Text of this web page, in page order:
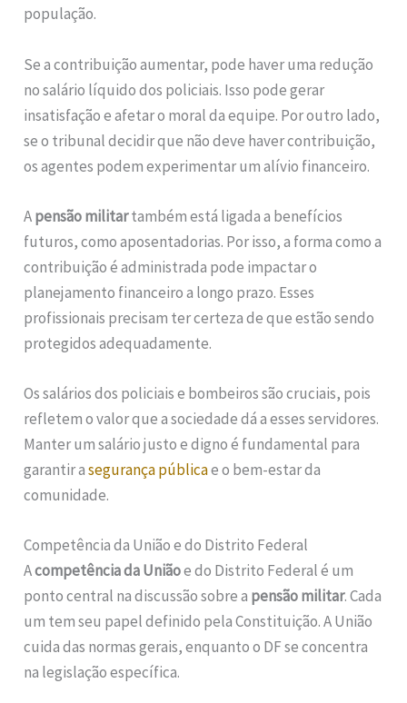
população.
Se a contribuição aumentar, pode haver uma redução
no salário líquido dos policiais. Isso pode gerar
insatisfação e afetar o moral da equipe. Por outro lado,
se o tribunal decidir que não deve haver contribuição,
os agentes podem experimentar um alívio financeiro.
Apensão militartambém está ligada a benefícios
futuros, como aposentadorias. Por isso, a forma como a
contribuição é administrada pode impactar o
planejamento financeiro a longo prazo. Esses
profissionais precisam ter certeza de que estão sendo
protegidos adequadamente.
Os salários dos policiais e bombeiros são cruciais, pois
refletem o valor que a sociedade dá a esses servidores.
Manter um salário justo e digno é fundamental para
garantir asegurança públicae o bem-estar da
comunidade.
Competência da União e do Distrito Federal
Acompetência da Uniãoe do Distrito Federal é um
ponto central na discussão sobre a pensão militar. Cada
um tem seu papel definido pela Constituição. A União
cuida das normas gerais, enquanto o DF se concentra
na legislação específica.